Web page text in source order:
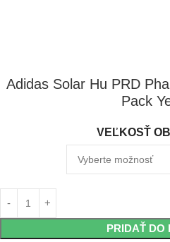
Adidas Solar Hu PRD
Pack
VEĽKOSŤ
PRIDAŤ DO